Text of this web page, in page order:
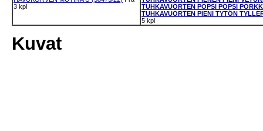
3 kpl
TUHKAVUORTEN POPSI POPSI
TUHKAVUORTEN PIENI TYTÖN
5 kpl
Kuvat